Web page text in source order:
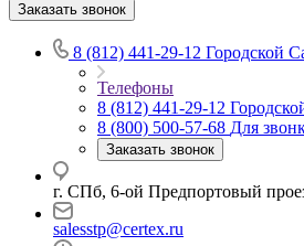
Заказать звонок
8 (812) 441-29-12 Городской
Телефоны
8 (812) 441-29-12
8 (800) 500-57-68 Для
Заказать звонок
г. СПб, 6-ой Предпортовый
salesstp@certex.ru